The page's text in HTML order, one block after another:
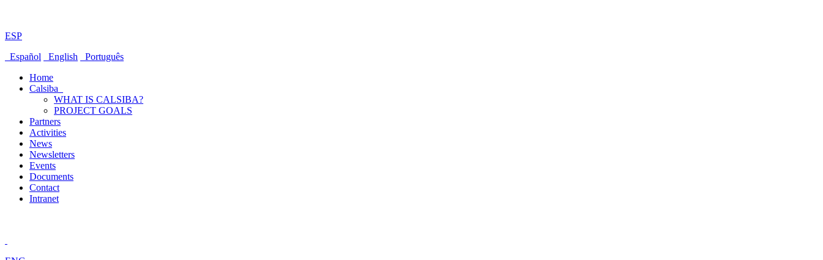
ESP
Español
English
Português
Home
Calsiba
WHAT IS CALSIBA?
PROJECT GOALS
Partners
Activities
News
Newsletters
Events
Documents
Contact
Intranet